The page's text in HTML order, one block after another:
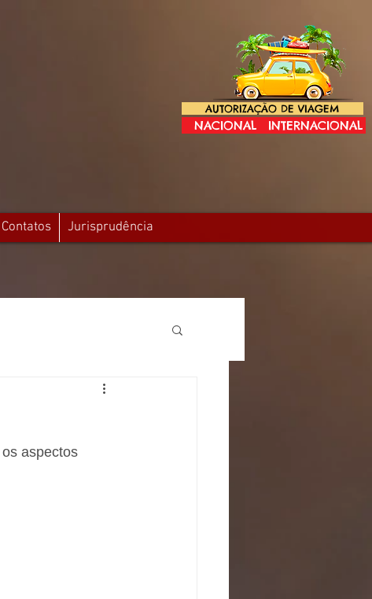
AUTORIZAÇÃO DE VIAGEM
NACIONAL INTERNACIONAL
Contatos Jurisprudência
aspectos